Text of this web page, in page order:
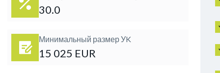
30.0
Минимальный размер УK
15 025 EUR